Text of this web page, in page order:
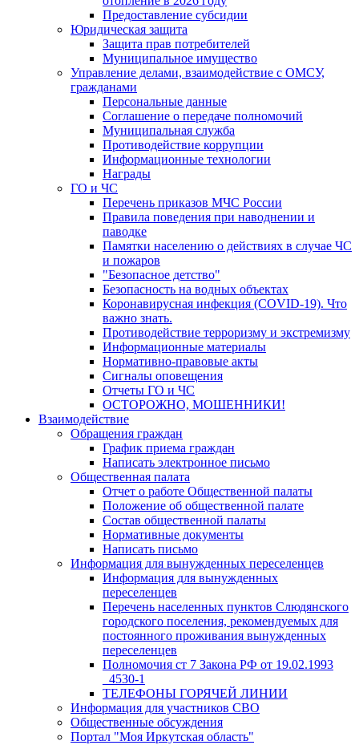
Предоставление субсидии
Юридическая защита
Защита прав потребителей
Муниципальное имущество
Управление делами, взаимодействие с ОМСУ,
гражданами
Персональные данные
Соглашение о передаче полномочий
Муниципальная служба
Противодействие коррупции
Информационные технологии
Награды
ГО и ЧС
Перечень приказов МЧС России
Правила поведения при наводнении и
паводке
Памятки населению о действиях в случае ЧС
и пожаров
"Безопасное детство"
Безопасность на водных объектах
Коронавирусная инфекция (COVID-19). Что
важно знать.
Противодействие терроризму и экстремизму
Информационные материалы
Нормативно-правовые акты
Сигналы оповещения
Отчеты ГО и ЧС
ОСТОРОЖНО, МОШЕННИКИ!
Взаимодействие
Обращения граждан
График приема граждан
Написать электронное письмо
Общественная палата
Отчет о работе Общественной палаты
Положение об общественной палате
Состав общественной палаты
Нормативные документы
Написать письмо
Информация для вынужденных переселенцев
Информация для вынужденных
переселенцев
Перечень населенных пунктов Слюдянского
городского поселения, рекомендуемых для
постоянного проживания вынужденных
переселенцев
Полномочия ст 7 Закона РФ от 19.02.1993
_4530-1
ТЕЛЕФОНЫ ГОРЯЧЕЙ ЛИНИИ
Информация для участников СВО
Общественные обсуждения
Портал "Моя Иркутская область"